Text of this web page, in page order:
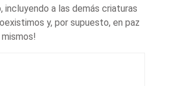
incluyendo a las demás criaturas
y, por supuesto, en paz